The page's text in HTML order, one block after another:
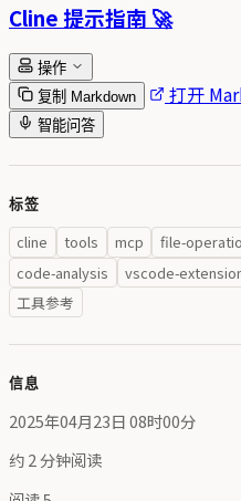
Cline 提示指南 🚀
操作
复制 Markdown
打开
智能问答
标签
cline tools mcp file-
code-analysis
vscode-
工具参考
信息
2025年04月23日 08时00分
约 2 分钟阅读